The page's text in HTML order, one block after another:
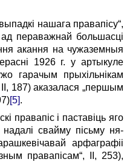
нашага правапісу“,
пераважнай большасці
акання на чужаземныя
1926 г. у артыкуле
гарачым прыхільнікам
187) аказалася „першым
[5].
правапіс і па­ставіць яго
свайму пісь­му ня­
арфаграфіі
правапісам“, II, 253),